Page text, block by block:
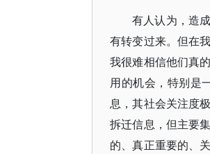
有人认为，造
有转变过来。但在
我很难相信他们真
用的机会，特别是
息，其社会关注度
拆迁信息，但主要
的、真正重要的、